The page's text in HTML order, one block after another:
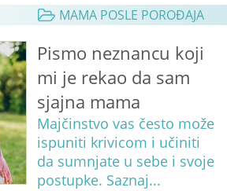
MAMA POSLE POROĐAJA
Pismo neznancu koji
mi je rekao da sam
sjajna mama
Majčinstvo vas često može
ispuniti krivicom i učiniti
da sumnjate u sebe i svoje
postupke. Saznaj...